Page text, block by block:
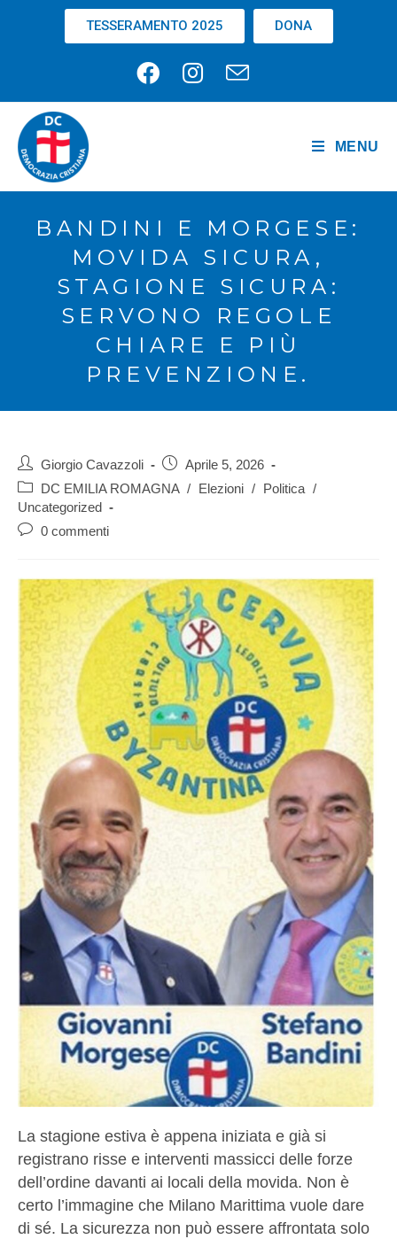
TESSERAMENTO 2025 DONA
MENU
BANDINI E MORGESE:
MOVIDA SICURA,
STAGIONE SICURA:
SERVONO REGOLE
CHIARE E PIÙ
PREVENZIONE.
Giorgio Cavazzoli
Aprile 5, 2026
DC EMILIA ROMAGNA / Elezioni / Politica /
Uncategorized
0 commenti
La stagione estiva è appena iniziata e già si
registrano risse e interventi massicci delle forze
dell’ordine davanti ai locali della movida. Non è
certo l’immagine che Milano Marittima vuole dare
di sé. La sicurezza non può essere affrontata solo